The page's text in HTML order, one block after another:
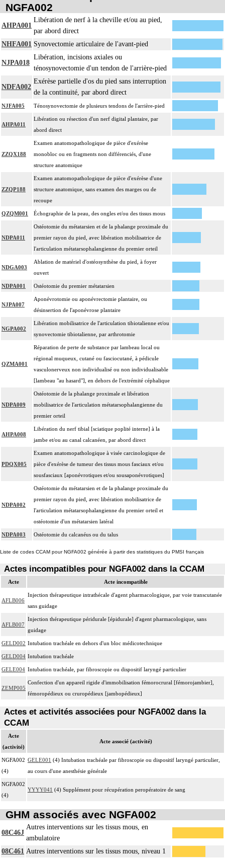
14
confection d'un appareillage rigide externe.
Comprend : réduction orthopédique itérative de fracture, avec gypsotomie de
réaxation
14
Tout acte thérapeutique, par arthrotomie inclut le nettoyage de l'articulation
Tout acte thérapeutique, par arthroscopie inclut le nettoyage de l'articulation
14 Toute arthrotomie inclut l'arthroscopie peropératoire éventuelle.
NGFA002
AHPA001
Libération de nerf à la cheville et/ou au pied,
par abord direct
NHFA001 Synovectomie articulaire de l'avant-pied
NJPA018
Libération, incisions axiales ou
ténosynovectomie d'un tendon de l'arrière-pied
NDFA002
Exérèse partielle d'os du pied sans interruption
de la continuité, par abord direct
NJFA005 Ténosynovectomie de plusieurs tendons de l'arrière-pied
AHPA011
Libération ou résection d'un nerf digital plantaire, par
abord direct
ZZQX188
Examen anatomopathologique de pièce d'exérèse
monobloc ou en fragments non différenciés, d'une
structure anatomique
ZZQP188
Examen anatomopathologique de pièce d'exérèse d'une
structure anatomique, sans examen des marges ou de
recoupe
QZQM001 Échographie de la peau, des ongles et/ou des tissus mous
NDPA011
Ostéotomie du métatarsien et de la phalange proximale du
premier rayon du pied, avec libération mobilisatrice de
l'articulation métatarsophalangienne du premier orteil
NDGA003
Ablation de matériel d'ostéosynthèse du pied, à foyer
ouvert
NDPA001 Ostéotomie du premier métatarsien
NJPA007
Aponévrotomie ou aponévrectomie plantaire, ou
désinsertion de l'aponévrose plantaire
NGPA002
Libération mobilisatrice de l'articulation tibiotalienne et/ou
synovectomie tibiotalienne, par arthrotomie
QZMA001
Réparation de perte de substance par lambeau local ou
régional muqueux, cutané ou fasciocutané, à pédicule
vasculonerveux non individualisé ou non individualisable
[lambeau "au hasard"], en dehors de l'extrémité céphalique
NDPA009
Ostéotomie de la phalange proximale et libération
mobilisatrice de l'articulation métatarsophalangienne du
premier orteil
AHPA008
Libération du nerf tibial [sciatique poplité interne] à la
jambe et/ou au canal calcanéen, par abord direct
PDQX005
Examen anatomopathologique à visée carcinologique de
pièce d'exérèse de tumeur des tissus mous fasciaux et/ou
sousfasciaux [aponévrotiques et/ou sousaponévrotiques]
NDPA002
Ostéotomie du métatarsien et de la phalange proximale du
premier rayon du pied, avec libération mobilisatrice de
l'articulation métatarsophalangienne du premier orteil et
ostéotomie d'un métatarsien latéral
NDPA003 Ostéotomie du calcanéus ou du talus
Liste de codes CCAM pour NGFA002 générée à partir des statistiques du PMSI français
Actes incompatibles pour NGFA002 dans la CCAM
Acte Acte incompatible
AFLB006
Injection thérapeutique intrathécale d'agent pharmacologique, par voie transcutanée
sans guidage
AFLB007
Injection thérapeutique péridurale [épidurale] d'agent pharmacologique, sans
guidage
GELD002 Intubation trachéale en dehors d'un bloc médicotechnique
GELD004 Intubation trachéale
GELE004 Intubation trachéale, par fibroscopie ou dispositif laryngé particulier
ZEMP005
Confection d'un appareil rigide d'immobilisation fémorocrural [fémorojambier],
fémoropédieux ou cruropédieux [jambopédieux]
Actes et activités associées pour NGFA002 dans la
CCAM
Acte
(activité)
Acte associé (activité)
NGFA002
(4)
GELE001 (4) Intubation trachéale par fibroscopie ou dispositif laryngé particulier,
au cours d'une anesthésie générale
NGFA002
(4)
YYYY041 (4) Supplément pour récupération peropératoire de sang
GHM associés avec NGFA002
08C46J
Autres interventions sur les tissus mous, en
ambulatoire
08C461 Autres interventions sur les tissus mous, niveau 1